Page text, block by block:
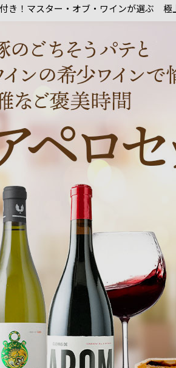
き！マスター・オブ・ワインが選ぶ 極